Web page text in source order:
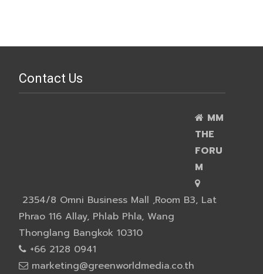
Contact Us
MM
THE
FORU
M
2354/8 Omni Business Mall ,Room B3, Lat
Phrao 116 Allay, Phlab Phla, Wang
Thonglang Bangkok 10310
+66 2128 0941
marketing@greenworldmedia.co.th